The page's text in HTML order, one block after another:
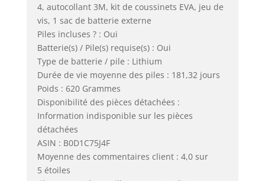
4, autocollant 3M, kit de coussinets EVA, jeu de
vis, 1 sac de batterie externe
Piles incluses ? : Oui
Batterie(s) / Pile(s) requise(s) : Oui
Type de batterie / pile : Lithium
Durée de vie moyenne des piles : 181,32 jours
Poids : 620 Grammes
Disponibilité des pièces détachées :
Information indisponible sur les pièces
détachées
ASIN : B0D1C75J4F
Moyenne des commentaires client : 4,0 sur
5 étoiles